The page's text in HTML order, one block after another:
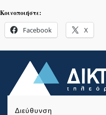
Κοινοποιήστε:
Facebook X
Διεύθυνση